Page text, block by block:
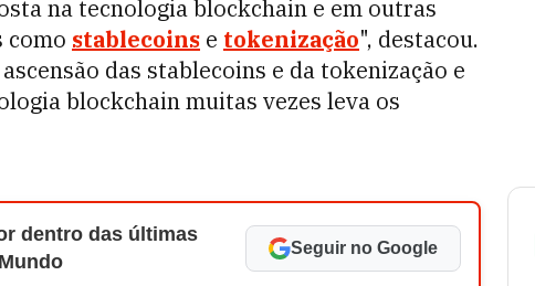
na tecnologia blockchain e em outras
como stablecoins e tokenização", destacou.
das stablecoins e da tokenização e
blockchain muitas vezes leva os
dentro das últimas
Seguir no Google